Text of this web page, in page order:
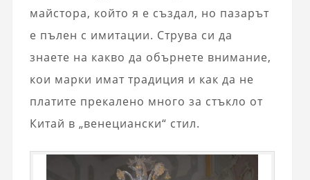
майстора, който я е създал, но пазарът
е пълен с имитации. Струва си да
знаете на какво да обърнете внимание,
кои марки имат традиция и как да не
платите прекалено много за стъкло от
Китай в „венециански“ стил.